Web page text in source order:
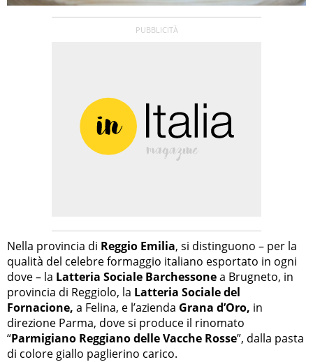
Nella provincia di Reggio Emilia, si distinguono – per la
qualità del celebre formaggio italiano esportato in ogni
dove – la Latteria Sociale Barchessonea Brugneto, in
provincia di Reggiolo, la Latteria Sociale del
Fornacione, a Felina, e l’azienda Grana d’Oro, in
direzione Parma, dove si produce il rinomato
“Parmigiano Reggiano delle Vacche Rosse”, dalla pasta
di colore giallo paglierino carico.